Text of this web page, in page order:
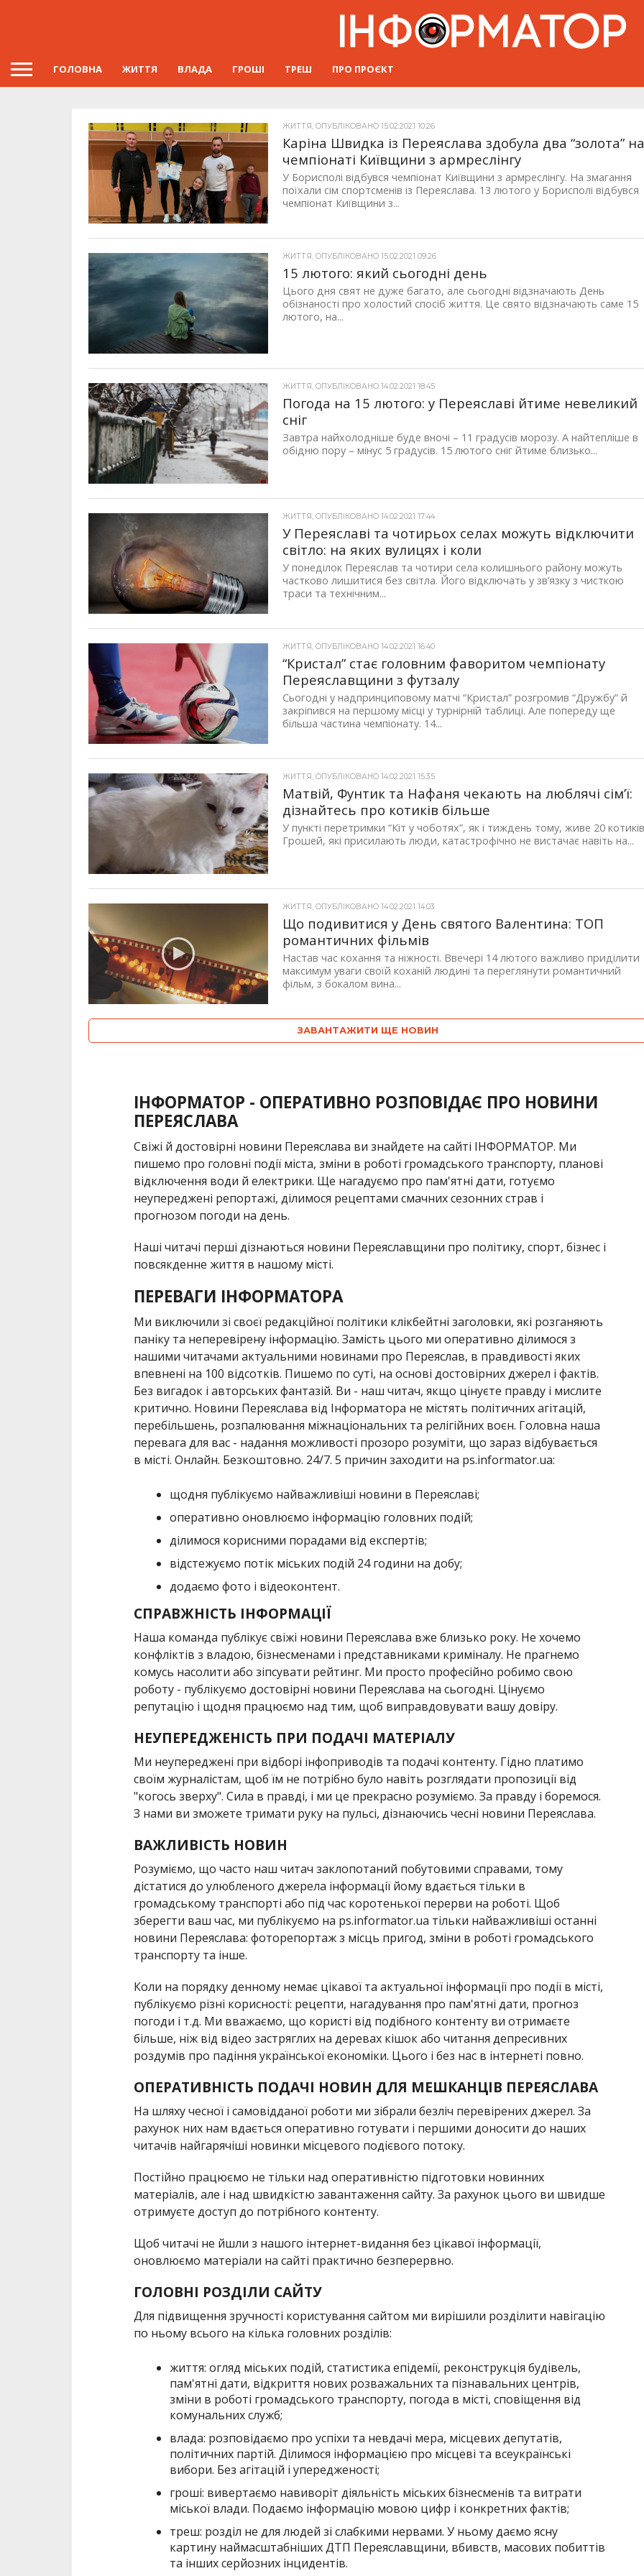
ГОЛОВНА ЖИТТЯ ВЛАДА ГРОШІ ТРЕШ ПРО ПРОЄКТ
ЖИТТЯ, ОПУБЛІКОВАНО 15.02.2021 10:26
Каріна Швидка із Переяслава здобула два “золота”
чемпіонаті Київщини з армреслінгу
У Борисполі відбувся чемпіонат Київщини з армреслінгу. На змагання
поїхали сім спортсменів із Переяслава. 13 лютого у Борисполі відбувся
чемпіонат Київщини з...
ЖИТТЯ, ОПУБЛІКОВАНО 15.02.2021 09:26
15 лютого: який сьогодні день
Цього дня свят не дуже багато, але сьогодні відзначають День
обізнаності про холостий спосіб життя. Це свято відзначають саме 15
лютого, на...
ЖИТТЯ, ОПУБЛІКОВАНО 14.02.2021 18:45
Погода на 15 лютого: у Переяславі йтиме невеликий
сніг
Завтра найхолодніше буде вночі – 11 градусів морозу. А найтепліше в
обідню пору – мінус 5 градусів. 15 лютого сніг йтиме близько...
ЖИТТЯ, ОПУБЛІКОВАНО 14.02.2021 17:44
У Переяславі та чотирьох селах можуть відключити
світло: на яких вулицях і коли
У понеділок Переяслав та чотири села колишнього району можуть
частково лишитися без світла. Його відключать у зв’язку з чисткою
траси та технічним...
ЖИТТЯ, ОПУБЛІКОВАНО 14.02.2021 16:40
“Кристал” стає головним фаворитом чемпіонату
Переяславщини з футзалу
Сьогодні у надпринциповому матчі “Кристал” розгромив “Дружбу” й
закріпився на першому місці у турнірній таблиці. Але попереду ще
більша частина чемпіонату. 14...
ЖИТТЯ, ОПУБЛІКОВАНО 14.02.2021 15:35
Матвій, Фунтик та Нафаня чекають на люблячі сім’ї:
дізнайтесь про котиків більше
У пункті перетримки “Кіт у чоботях”, як і тиждень тому, живе 20
Грошей, які присилають люди, катастрофічно не вистачає навіть на...
ЖИТТЯ, ОПУБЛІКОВАНО 14.02.2021 14:03
Що подивитися у День святого Валентина: ТОП
романтичних фільмів
Настав час кохання та ніжності. Ввечері 14 лютого важливо приділити
максимум уваги своїй коханій людині та переглянути романтичний
фільм, з бокалом вина...
ЗАВАНТАЖИТИ ЩЕ НОВИН
ІНФОРМАТОР - ОПЕРАТИВНО РОЗПОВІДАЄ ПРО НОВИНИ
ПЕРЕЯСЛАВА
Свіжі й достовірні новини Переяслава ви знайдете на сайті ІНФОРМАТОР. Ми
пишемо про головні події міста, зміни в роботі громадського транспорту, планові
відключення води й електрики. Ще нагадуємо про пам'ятні дати, готуємо
неупереджені репортажі, ділимося рецептами смачних сезонних страв і
прогнозом погоди на день.
Наші читачі перші дізнаються новини Переяславщини про політику, спорт, бізнес і
повсякденне життя в нашому місті.
ПЕРЕВАГИ ІНФОРМАТОРА
Ми виключили зі своєї редакційної політики клікбейтні заголовки, які розганяють
паніку та неперевірену інформацію. Замість цього ми оперативно ділимося з
нашими читачами актуальними новинами про Переяслав, в правдивості яких
впевнені на 100 відсотків. Пишемо по суті, на основі достовірних джерел і фактів.
Без вигадок і авторських фантазій. Ви - наш читач, якщо цінуєте правду і мислите
критично. Новини Переяслава від Інформатора не містять політичних агітацій,
перебільшень, розпалювання міжнаціональних та релігійних воєн. Головна наша
перевага для вас - надання можливості прозоро розуміти, що зараз відбувається
в місті. Онлайн. Безкоштовно. 24/7. 5 причин заходити на ps.informator.ua:
щодня публікуємо найважливіші новини в Переяславі;
оперативно оновлюємо інформацію головних подій;
ділимося корисними порадами від експертів;
відстежуємо потік міських подій 24 години на добу;
додаємо фото і відеоконтент.
СПРАВЖНІСТЬ ІНФОРМАЦІЇ
Наша команда публікує свіжі новини Переяслава вже близько року. Не хочемо
конфліктів з владою, бізнесменами і представниками криміналу. Не прагнемо
комусь насолити або зіпсувати рейтинг. Ми просто професійно робимо свою
роботу - публікуємо достовірні новини Переяслава на сьогодні. Цінуємо
репутацію і щодня працюємо над тим, щоб виправдовувати вашу довіру.
НЕУПЕРЕДЖЕНІСТЬ ПРИ ПОДАЧІ МАТЕРІАЛУ
Ми неупереджені при відборі інфоприводів та подачі контенту. Гідно платимо
своїм журналістам, щоб їм не потрібно було навіть розглядати пропозиції від
"когось зверху". Сила в правді, і ми це прекрасно розуміємо. За правду і боремося.
З нами ви зможете тримати руку на пульсі, дізнаючись чесні новини Переяслава.
ВАЖЛИВІСТЬ НОВИН
Розуміємо, що часто наш читач заклопотаний побутовими справами, тому
дістатися до улюбленого джерела інформації йому вдається тільки в
громадському транспорті або під час коротенької перерви на роботі. Щоб
зберегти ваш час, ми публікуємо на ps.informator.ua тільки найважливіші останні
новини Переяслава: фоторепортаж з місць пригод, зміни в роботі громадського
транспорту та інше.
Коли на порядку денному немає цікавої та актуальної інформації про події в місті,
публікуємо різні корисності: рецепти, нагадування про пам'ятні дати, прогноз
погоди і т.д. Ми вважаємо, що користі від подібного контенту ви отримаєте
більше, ніж від відео застряглих на деревах кішок або читання депресивних
роздумів про падіння української економіки. Цього і без нас в інтернеті повно.
ОПЕРАТИВНІСТЬ ПОДАЧІ НОВИН ДЛЯ МЕШКАНЦІВ ПЕРЕЯСЛАВА
На шляху чесної і самовідданої роботи ми зібрали безліч перевірених джерел. За
рахунок них нам вдається оперативно готувати і першими доносити до наших
читачів найгарячіші новинки місцевого подієвого потоку.
Постійно працюємо не тільки над оперативністю підготовки новинних
матеріалів, але і над швидкістю завантаження сайту. За рахунок цього ви швидше
отримуєте доступ до потрібного контенту.
Щоб читачі не йшли з нашого інтернет-видання без цікавої інформації,
оновлюємо матеріали на сайті практично безперервно.
ГОЛОВНІ РОЗДІЛИ САЙТУ
Для підвищення зручності користування сайтом ми вирішили розділити навігацію
по ньому всього на кілька головних розділів:
життя: огляд міських подій, статистика епідемії, реконструкція будівель,
пам'ятні дати, відкриття нових розважальних та пізнавальних центрів,
зміни в роботі громадського транспорту, погода в місті, сповіщення від
комунальних служб;
влада: розповідаємо про успіхи та невдачі мера, місцевих депутатів,
політичних партій. Ділимося інформацією про місцеві та всеукраїнські
вибори. Без агітацій і упередженості;
гроші: вивертаємо навиворіт діяльність міських бізнесменів та витрати
міської влади. Подаємо інформацію мовою цифр і конкретних фактів;
треш: розділ не для людей зі слабкими нервами. У ньому даємо ясну
картину наймасштабніших ДТП Переяславщини, вбивств, масових побиттів
та інших серйозних інцидентів.